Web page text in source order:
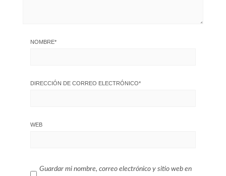
NOMBRE*
DIRECCIÓN DE CORREO ELECTRÓNICO*
WEB
Guardar mi nombre, correo electrónico y sitio web en